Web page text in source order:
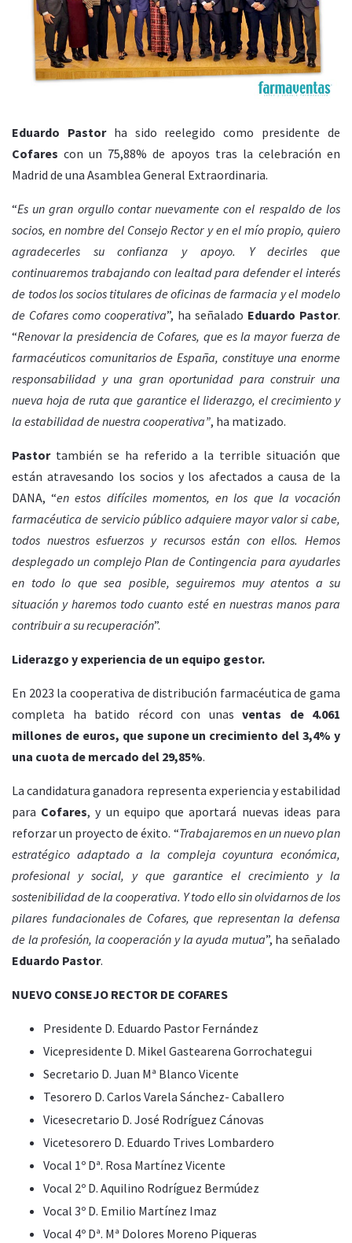
Eduardo Pastorha sido reelegido como presidente de
Cofares con un 75,88% de apoyos tras la celebración en
Madrid de una Asamblea General Extraordinaria.
“Es un gran orgullo contar nuevamente con el respaldo de los
socios, en nombre del Consejo Rector y en el mío propio, quiero
agradecerles su confianza y apoyo. Y decirles que
continuaremos trabajando con lealtad para defender el interés
de todos los socios titulares de oficinas de farmacia y el modelo
de Cofares como cooperativa”, ha señalado Eduardo Pastor.
“Renovar la presidencia de Cofares, que es la mayor fuerza de
farmacéuticos comunitarios de España, constituye una enorme
responsabilidad y una gran oportunidad para construir una
nueva hoja de ruta que garantice el liderazgo, el crecimiento y
la estabilidad de nuestra cooperativa”, ha matizado.
Pastortambién se ha referido a la terrible situación que
están atravesando los socios y los afectados a causa de la
DANA, “en estos difíciles momentos, en los que la vocación
farmacéutica de servicio público adquiere mayor valor si cabe,
todos nuestros esfuerzos y recursos están con ellos. Hemos
desplegado un complejo Plan de Contingencia para ayudarles
en todo lo que sea posible, seguiremos muy atentos a su
situación y haremos todo cuanto esté en nuestras manos para
contribuir a su recuperación”.
Liderazgo y experiencia de un equipo gestor.
En 2023 la cooperativa de distribución farmacéutica de gama
completa ha batido récord con unas ventas de 4.061
millones de euros, que supone un crecimiento del 3,4% y
una cuota de mercado del 29,85%.
La candidatura ganadora representa experiencia y estabilidad
para Cofares, y un equipo que aportará nuevas ideas para
reforzar un proyecto de éxito. “Trabajaremos en un nuevo plan
estratégico adaptado a la compleja coyuntura económica,
profesional y social, y que garantice el crecimiento y la
sostenibilidad de la cooperativa. Y todo ello sin olvidarnos de los
pilares fundacionales de Cofares, que representan la defensa
de la profesión, la cooperación y la ayuda mutua”, ha señalado
Eduardo Pastor.
NUEVO CONSEJO RECTOR DE COFARES
Presidente D. Eduardo Pastor Fernández
Vicepresidente D. Mikel Gastearena Gorrochategui
Secretario D. Juan Mª Blanco Vicente
Tesorero D. Carlos Varela Sánchez- Caballero
Vicesecretario D. José Rodríguez Cánovas
Vicetesorero D. Eduardo Trives Lombardero
Vocal 1º Dª. Rosa Martínez Vicente
Vocal 2º D. Aquilino Rodríguez Bermúdez
Vocal 3º D. Emilio Martínez Imaz
Vocal 4º Dª. Mª Dolores Moreno Piqueras